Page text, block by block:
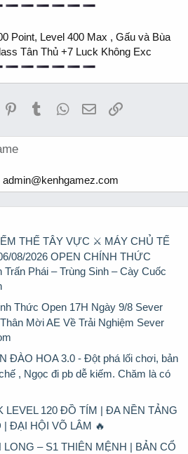
Point, Level 400 Max , Gấu và Bùa
Tân Thủ +7 Luck Không Exc
PinterestTumblrWhatsApp
EmailLink
admin@kenhgamez.com
THẾ TÂY VỰC ⚔️ MÁY CHỦ TẾ
08/2026 OPEN CHÍNH THỨC
Trấn Phái – Trùng Sinh – Cày Cuốc
Thức Open 17H Ngày 9/8 Sever
Mời AE Về Trải Nghiệm Sever
ĐÀO HOA 3.0 - Đột phá lối chơi, bản
, Ngọc đi pb dễ kiếm. Chăm là có
LEVEL 120 ĐỒ TÍM | ĐA NỀN TẢNG
| ĐẠI HỘI VÕ LÂM 🔥
– S1 THIÊN MỆNH | BẢN CỔ